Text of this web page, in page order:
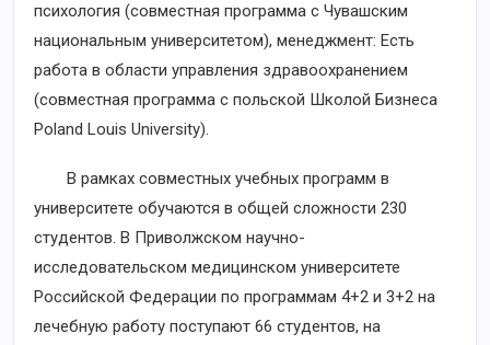
психология (совместная программа с Чувашским
национальным университетом), менеджмент: Есть
работа в области управления здравоохранением
(совместная программа с польской Школой Бизнеса
Poland Louis University).
В рамках совместных учебных программ в
университете обучаются в общей сложности 230
студентов. В Приволжском научно-
исследовательском медицинском университете
Российской Федерации по программам 4+2 и 3+2 на
лечебную работу поступают 66 студентов, на